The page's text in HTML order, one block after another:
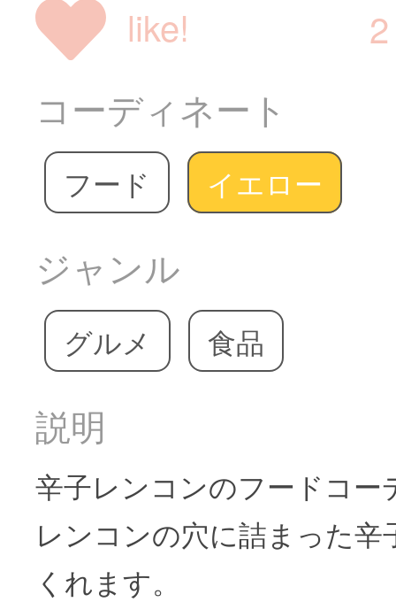
like!
2
コーディネート
フード イエロー
ジャンル
グルメ 食品
説明
辛子レンコンのフードコー
レンコンの穴に詰まった
くれます。